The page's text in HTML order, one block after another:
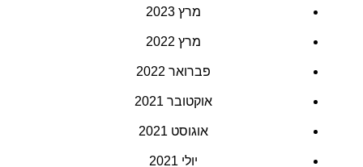
מרץ 2023
מרץ 2022
פברואר 2022
אוקטובר 2021
אוגוסט 2021
יולי 2021